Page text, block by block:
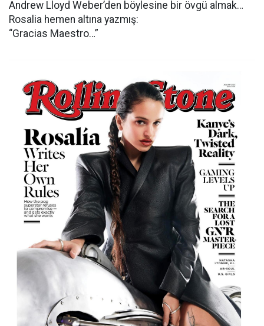
Andrew Lloyd Weber’den böylesine bir övgü almak…
Rosalia hemen altına yazmış:
“Gracias Maestro…”